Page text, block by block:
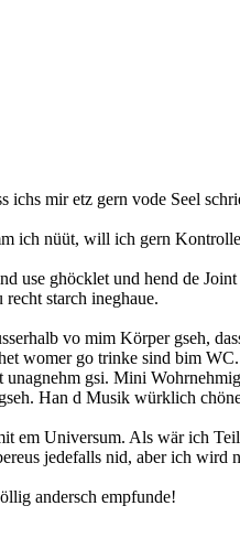
ichs mir etz gern vode Seel
ich nüüt, will ich gern
use ghöcklet und hend de
starch ineghaue.
vo mim Körper gseh,
womer go trinke sind bim
gsi. Mini
Han d Musik würklich
em Universum. Als wär ich
jedefalls nid, aber ich
andersch empfunde!